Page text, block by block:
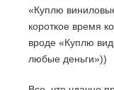
«Куплю
короткое время
вроде «Куплю
любые деньги»))